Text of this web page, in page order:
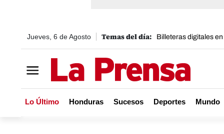
Jueves, 6 de Agosto Billeteras digitales
Lo Último Honduras Sucesos Deportes Mundo